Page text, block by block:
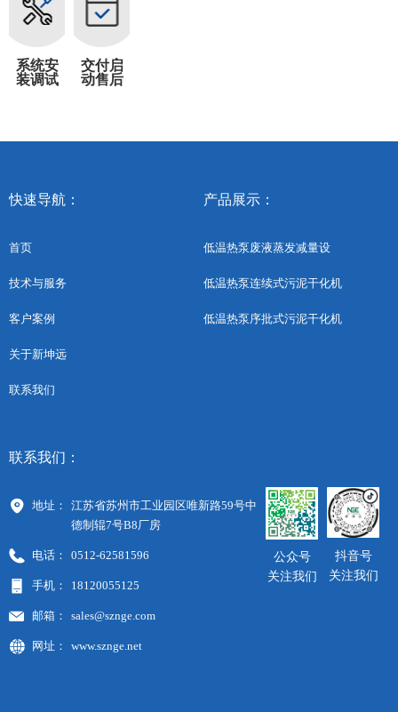
系统安
装调试
交付启
动售后
地址：
江苏省苏州市工业园区唯新路59号中
德制辊7号B8厂房
电话： 0512-62581596
手机： 18120055125
邮箱： sales@sznge.com
网址： www.sznge.net
联系我们：
公众号
关注我们
抖音号
关注我们
快速导航：
首页
技术与服务
客户案例
关于新坤远
联系我们
产品展示：
低温热泵废液蒸发减量设
低温热泵连续式污泥干化机
低温热泵序批式污泥干化机